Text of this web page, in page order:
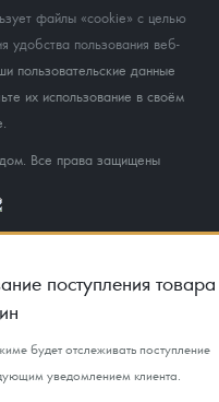
файлы «cookie» с целью
удобства пользования веб-
пользовательские данные
их использование в своём
Все права защищены
поступления товара
будет отслеживать поступление
уведомлением клиента.